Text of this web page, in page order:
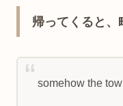
帰ってくると、
somehow the